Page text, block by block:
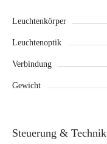
Leuchtenkörper
Leuchtenoptik
Verbindung
Gewicht
Steuerung & Technik